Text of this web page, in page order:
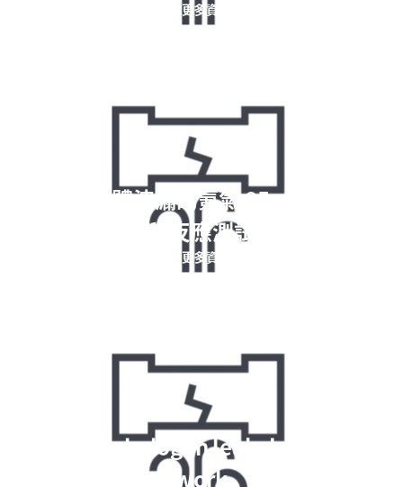
閱讀更多資訊
適用於氣體洩漏的氪氣 85、高頻與化
學反應測試
閱讀更多資訊
How do halogen leak detectors
work